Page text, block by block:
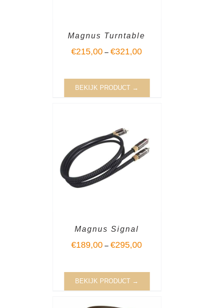
Magnus Turntable
€215,00 –€321,00
BEKIJK PRODUCT →
Magnus Signal
€189,00 –€295,00
BEKIJK PRODUCT →